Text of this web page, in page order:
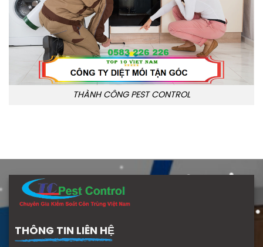
THÀNH CÔNG PEST CONTROL
THÔNG TIN LIÊN HỆ